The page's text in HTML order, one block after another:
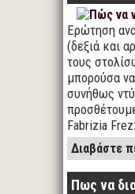
Ερώτηση
(δεξιά και
τους
μπορούσα
συνήθως
Fabrizia
Διαβάστε
Πως να